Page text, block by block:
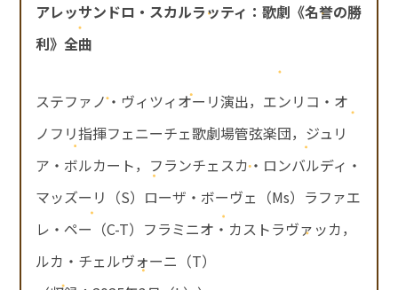
アレッサンドロ・スカルラッティ：歌劇《名誉の勝
利》全曲
ステファノ・ヴィツィオーリ演出，エンリコ・オ
ノフリ指揮フェニーチェ歌劇場管弦楽団，ジュリ
ア・ボルカート，フランチェスカ・ロンバルディ・
マッズーリ（S）ローザ・ボーヴェ（Ms）ラファエ
レ・ペー（C-T）フラミニオ・カストラヴァッカ，
ルカ・チェルヴォーニ（T）